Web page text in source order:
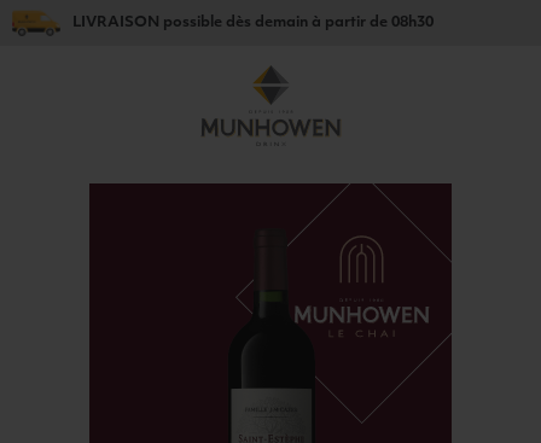
LIVRAISON possible dès demain à partir de 08h30